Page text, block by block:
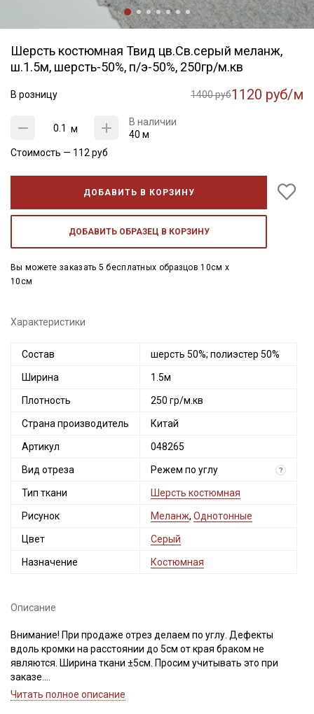
Шерсть костюмная Твид цв.Св.серый меланж,
ш.1.5м, шерсть-50%, п/э-50%, 250гр/м.кв
В розницу 1400 руб1120 руб/м
м
В наличии
40 м
Стоимость — 112 руб
ДОБАВИТЬ В КОРЗИНУ
ДОБАВИТЬ ОБРАЗЕЦ В КОРЗИНУ
Вы можете заказать 5 бесплатных образцов 10см x
10см
Характеристики
Состав шерсть 50%; полиэстер 50%
Ширина 1.5м
Плотность 250 гр/м.кв
Страна производитель Китай
Артикул 048265
Вид отреза Режем по углу ?
Тип ткани Шерсть костюмная
Рисунок Меланж, Однотонные
Цвет Серый
Назначение Костюмная
Описание
Внимание! При продаже отрез делаем по углу. Дефекты
вдоль кромки на расстоянии до 5см от края браком не
являются. Ширина ткани ±5см. Просим учитывать это при
заказе.
Читать полное описание